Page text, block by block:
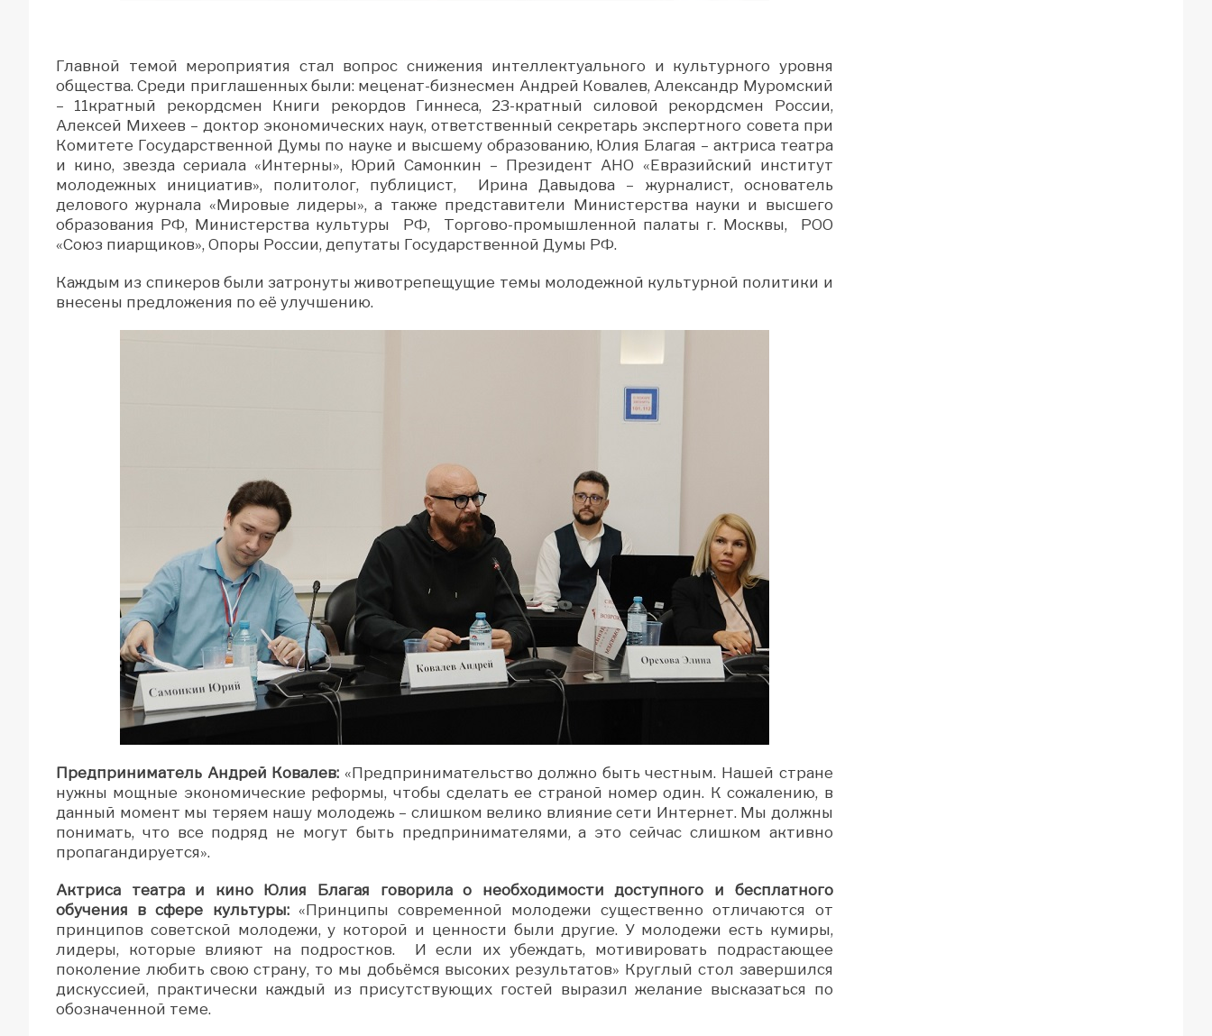
Главной темой мероприятия стал вопрос снижения интеллектуального и культурного уровня
общества. Среди приглашенных были: меценат-бизнесмен Андрей Ковалев, Александр Муромский
– 11кратный рекордсмен Книги рекордов Гиннеса, 23-кратный силовой рекордсмен России,
Алексей Михеев – доктор экономических наук, ответственный секретарь экспертного совета при
Комитете Государственной Думы по науке и высшему образованию, Юлия Благая – актриса театра
и кино, звезда сериала «Интерны», Юрий Самонкин – Президент АНО «Евразийский институт
молодежных инициатив», политолог, публицист, Ирина Давыдова – журналист, основатель
делового журнала «Мировые лидеры», а также представители Министерства науки и высшего
образования РФ, Министерства культуры РФ, Торгово-промышленной палаты г. Москвы, РОО
«Союз пиарщиков», Опоры России, депутаты Государственной Думы РФ.
Каждым из спикеров были затронуты животрепещущие темы молодежной культурной политики и
внесены предложения по её улучшению.
Предприниматель Андрей Ковалев: «Предпринимательство должно быть честным. Нашей стране
нужны мощные экономические реформы, чтобы сделать ее страной номер один. К сожалению, в
данный момент мы теряем нашу молодежь – слишком велико влияние сети Интернет. Мы должны
понимать, что все подряд не могут быть предпринимателями, а это сейчас слишком активно
пропагандируется».
Актриса театра и кино Юлия Благая говорила о необходимости доступного и бесплатного
обучения в сфере культуры:«Принципы современной молодежи существенно отличаются от
принципов советской молодежи, у которой и ценности были другие. У молодежи есть кумиры,
лидеры, которые влияют на подростков. И если их убеждать, мотивировать подрастающее
поколение любить свою страну, то мы добьёмся высоких результатов» Круглый стол завершился
дискуссией, практически каждый из присутствующих гостей выразил желание высказаться по
обозначенной теме.